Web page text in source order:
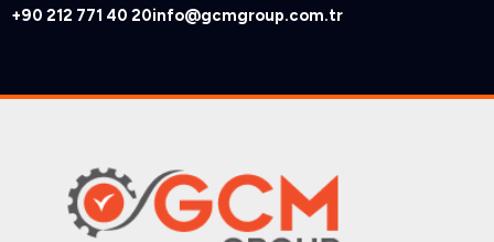
+90 212 771 40 20info@gcmgroup.com.tr